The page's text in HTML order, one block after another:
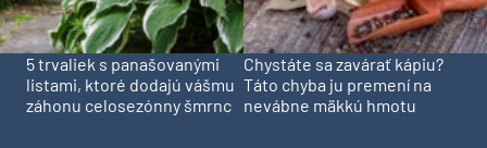
5 trvaliek s panašovanými
listami, ktoré dodajú vášmu
záhonu celosezónny šmrnc
Chystáte sa zavárať kápiu?
Táto chyba ju premení na
nevábne mäkkú hmotu